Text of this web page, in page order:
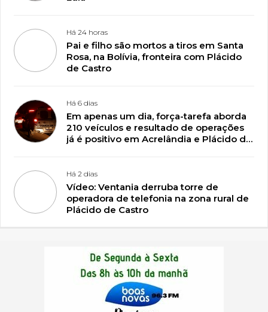
Há 24 horas
Pai e filho são mortos a tiros em Santa
Rosa, na Bolívia, fronteira com Plácido
de Castro
Há 6 dias
Em apenas um dia, força-tarefa aborda
210 veículos e resultado de operações
já é positivo em Acrelândia e Plácido de
Há 2 dias
Vídeo: Ventania derruba torre de
operadora de telefonia na zona rural de
Plácido de Castro